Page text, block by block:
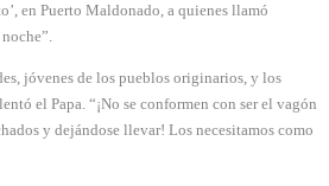
en Puerto Maldonado, a quienes llamó
jóvenes de los pueblos originarios, y los
el Papa. “¡No se conformen con ser el vagón
y dejándose llevar! Los necesitamos como